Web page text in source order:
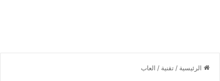
الرئيسية / تقنية / العاب